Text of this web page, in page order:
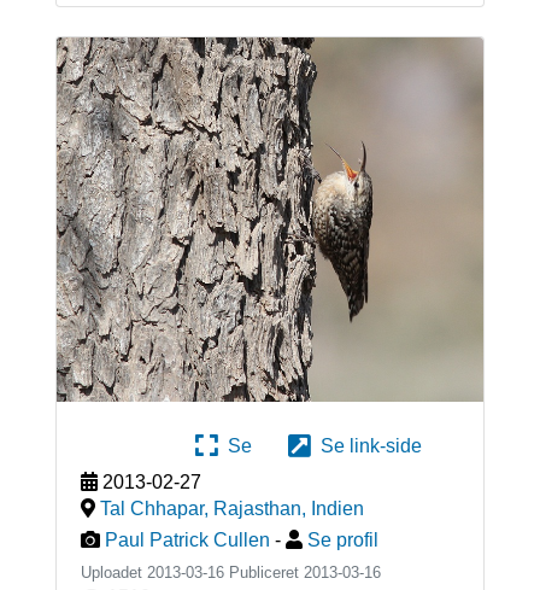
Se
Se link-side
2013-02-27
Tal Chhapar, Rajasthan, Indien
Paul Patrick Cullen - Se profil
Uploadet 2013-03-16 Publiceret 2013-03-16